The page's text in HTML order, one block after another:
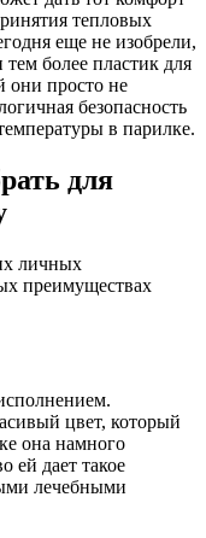
тепловых
еще не изобрели,
более пластик для
они просто не
безопасность
в парилке.
для
личных
преимуществах
цвет, который
она намного
ей дает такое
лечебными